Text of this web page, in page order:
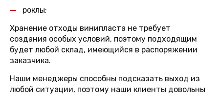
роклы;
Хранение отходы винипласта не требует
создания особых условий, поэтому подходящим
будет любой склад, имеющийся в распоряжении
заказчика.
Наши менеджеры способны подсказать выход из
любой ситуации, поэтому наши клиенты довольны